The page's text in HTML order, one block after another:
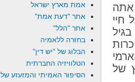
אתה
חיי
של
אמת מארץ ישראל
אתר "דעת אמת"
אתר "הלל"
בחזרה ללאמיה
הבלוג של "יש דין"
הטלוויזיה החברתית
הסיפור האמיתי והמזעזע של